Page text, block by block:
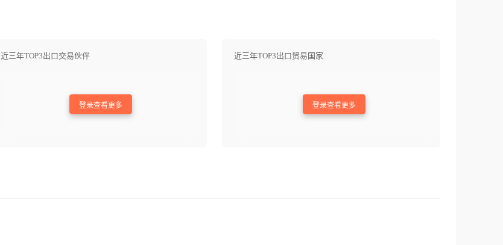
近三年TOP3出口交易伙伴
登录查看更多
近三年TOP3出口贸易国家
登录查看更多